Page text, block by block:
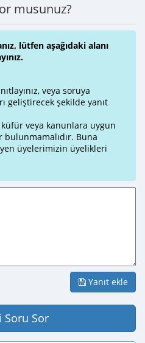
musunuz?
lütfen aşağıdaki alanı
veya soruya
geliştirecek şekilde yanıt
küfür veya kanunlara uygun
bulunmamalıdır. Buna
üyelerimizin üyelikleri
Yanıt ekle
Soru Sor